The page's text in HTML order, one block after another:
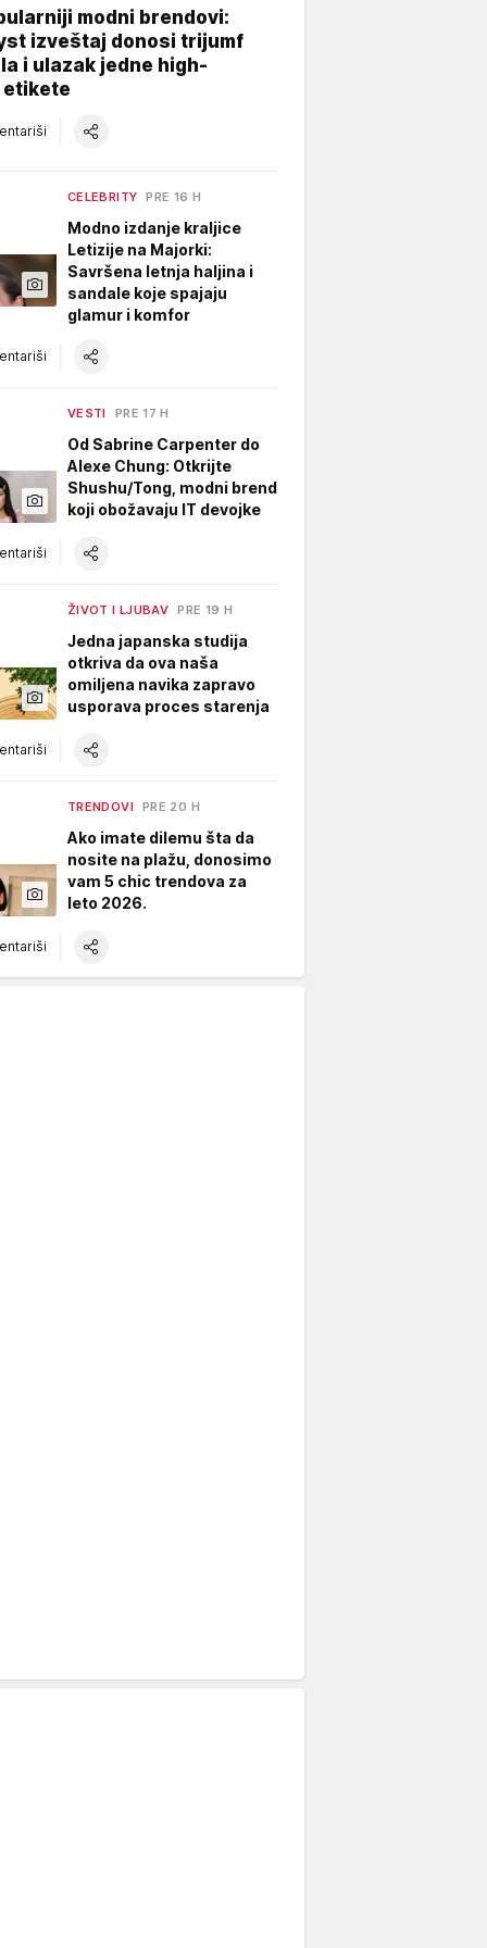
modni brendovi:
izveštaj donosi trijumf
i ulazak jedne high-
CELEBRITY PRE 16 H
Modno izdanje kraljice
Letizije na Majorki:
Savršena letnja haljina i
sandale koje spajaju
glamur i komfor
VESTI PRE 17 H
Od Sabrine Carpenter do
Alexe Chung: Otkrijte
Shushu/Tong, modni brend
koji obožavaju IT devojke
ŽIVOT I LJUBAV PRE 19 H
Jedna japanska studija
otkriva da ova naša
omiljena navika zapravo
usporava proces starenja
TRENDOVI PRE 20 H
Ako imate dilemu šta da
nosite na plažu, donosimo
vam 5 chic trendova za
leto 2026.